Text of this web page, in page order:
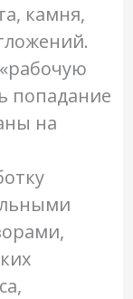
камня,
попадание
на